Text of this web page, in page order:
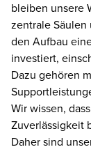
bleiben unsere
zentrale
den Aufbau
investiert,
Dazu gehören
Wir wissen,
Zuverlässigkeit
Daher sind